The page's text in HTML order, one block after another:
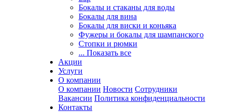
Бокалы и стаканы для воды
Бокалы для вина
Бокалы для виски и коньяка
Фужеры и бокалы для шампанского
Стопки и рюмки
... Показать все
Акции
Услуги
О компании
О компании Новости Сотрудники
Вакансии Политика конфиденциальности
Контакты